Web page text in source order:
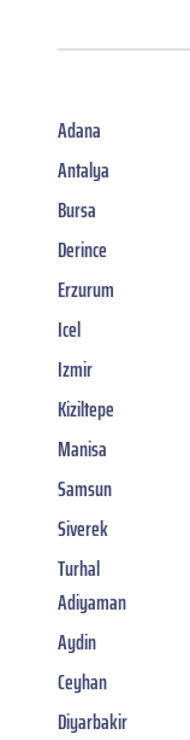
Adana
Antalya
Bursa
Derince
Erzurum
Icel
Izmir
Kiziltepe
Manisa
Samsun
Siverek
Turhal
Adiyaman
Aydin
Ceyhan
Diyarbakir